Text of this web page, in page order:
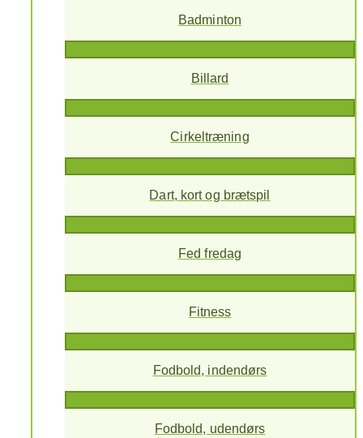
Badminton
Billard
Cirkeltræning
Dart, kort og brætspil
Fed fredag
Fitness
Fodbold, indendørs
Fodbold, udendørs